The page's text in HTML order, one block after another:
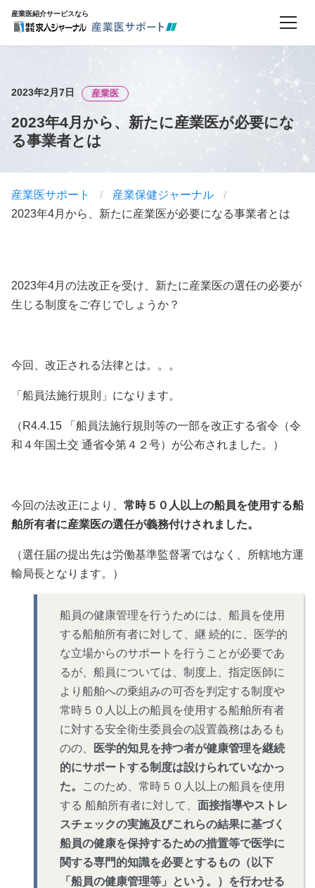
産業医紹介サービスなら
2023年2月7日 産業医
2023年4月から、新たに産業医が必要にな
る事業者とは
産業医サポート / 産業保健ジャーナル
/
2023年4月から、新たに産業医が必要になる事業者とは
2023年4月の法改正を受け、新たに産業医の選任の必要が
生じる制度をご存じでしょうか？
今回、改正される法律とは。。。
「船員法施行規則」になります。
（R4.4.15 「船員法施行規則等の一部を改正する省令（令
和４年国土交 通省令第４２号）が公布されました。）
今回の法改正により、 常時５０人以上の船員を使用する船
舶所有者に産業医の選任が義務付けされました。
（選任届の提出先は労働基準監督署ではなく、所轄地方運
輸局長となります。）
船員の健康管理を行うためには、船員を使用
する船舶所有者に対して、継 続的に、医学的
な立場からのサポートを行うことが必要であ
るが、船員については、制度上、指定医師に
より船舶への乗組みの可否を判定する制度や
常時５０人以上の船員を使用する船舶所有者
に対する安全衛生委員会の設置義務はあるも
のの、
医学的知見を持つ者が健康管理を継続
的にサポートする制度は設けられていなかっ
た。
このため、常時５０人以上の船員を使用
する 船舶所有者に対して、 面接指導やストレ
スチェックの実施及びこれらの結果に基づく
船員の健康を保持するための措置等で医学に
関する専門的知識を必要とするもの（以下
「船員の健康管理等」という。）を行わせる